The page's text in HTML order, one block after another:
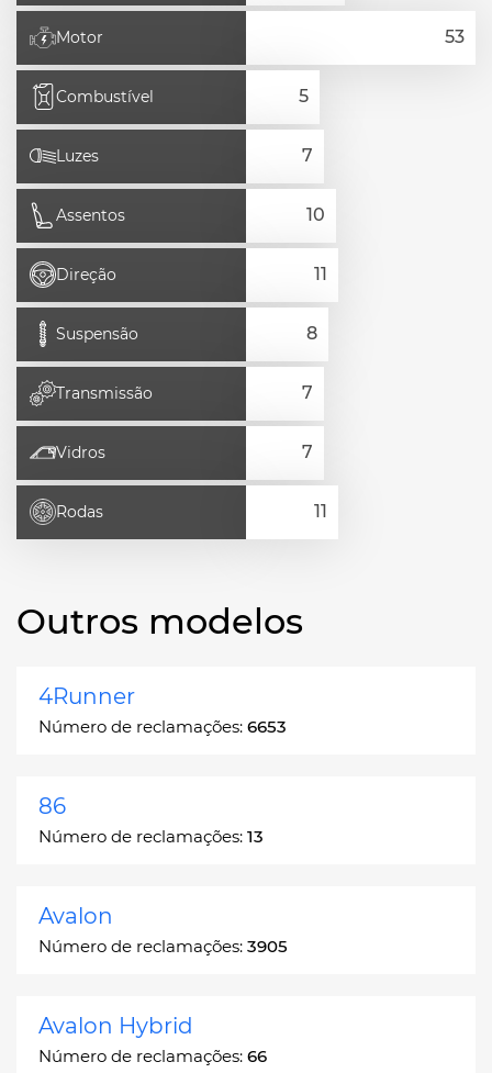
Motor
Combustível
Luzes
Assentos
Direção
Suspensão
Transmissão
Vidros
Rodas
Outros modelos
4Runner
Número de reclamações: 6653
86
Número de reclamações: 13
Avalon
Número de reclamações: 3905
Avalon Hybrid
Número de reclamações: 66